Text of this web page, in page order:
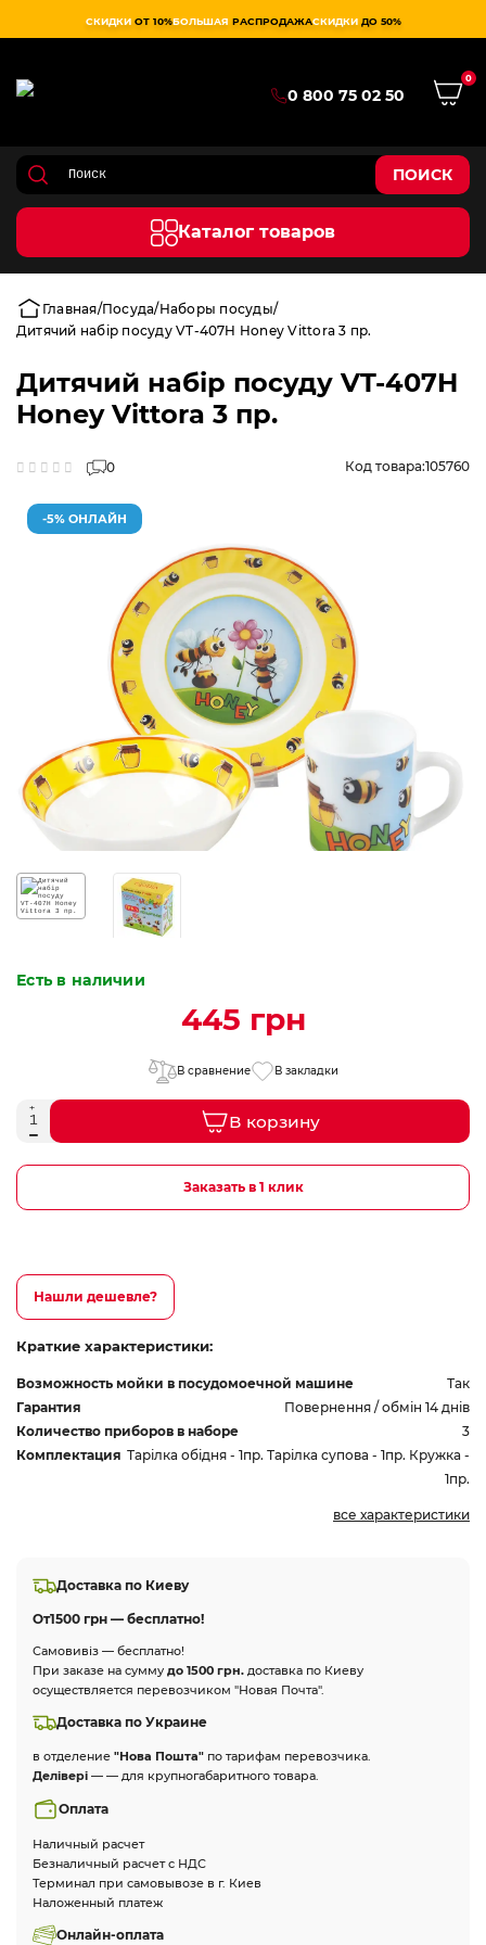
СКИДКИ ОТ 10%БОЛЬШАЯ РАСПРОДАЖАСКИДКИ ДО 50%
0 800 75 02 50
0
ПОИСК
Каталог товаров
Главная Посуда Наборы посуды
Дитячий набір посуду VT-407H Honey Vittora 3 пр.
Дитячий набір посуду VT-407H
Honey Vittora 3 пр.
0 Код товара:105760
-5% ОНЛАЙН
Есть в наличии
445 грн
В сравнение В закладки
В корзину
Заказать в 1 клик
Нашли дешевле?
Краткие характеристики:
Возможность мойки в посудомоечной машине
Так
Гарантия
Повернення / обмін 14 днів
Количество приборов в наборе
3
Комплектация Тарілка обідня - 1пр. Тарілка супова - 1пр. Кружка -
1пр.
все характеристики
Доставка по Киеву
От1500 грн — бесплатно!
Самовивіз — бесплатно!
При заказе на сумму до 1500 грн. доставка по Киеву
осуществляется перевозчиком "Новая Почта".
Доставка по Украине
в отделение "Нова Пошта" по тарифам перевозчика.
Делівері — — для крупногабаритного товара.
Оплата
Наличный расчет
Безналичный расчет с НДС
Терминал при самовывозе в г. Киев
Наложенный платеж
Онлайн-оплата